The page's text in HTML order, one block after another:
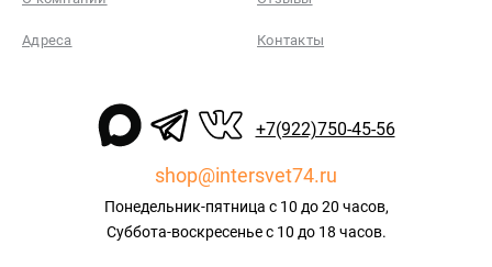
Адреса Контакты
+7(922)750-45-56
shop@intersvet74.ru
Понедельник-пятница с 10 до 20 часов,
Суббота-воскресенье с 10 до 18 часов.